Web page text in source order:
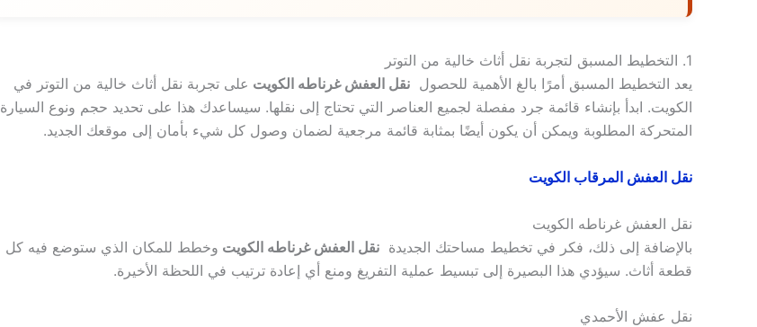
1. التخطيط المسبق لتجربة نقل أثاث خالية من التوتر
يعد التخطيط المسبق أمرًا بالغ الأهمية للحصول نقل العفش غرناطه الكويت على تجربة نقل أثاث خالية من التوتر في
الكويت. ابدأ بإنشاء قائمة جرد مفصلة لجميع العناصر التي تحتاج إلى نقلها. سيساعدك هذا على تحديد حجم ونوع السيارة
المتحركة المطلوبة ويمكن أن يكون أيضًا بمثابة قائمة مرجعية لضمان وصول كل شيء بأمان إلى موقعك الجديد.
نقل العفش المرقاب الكويت
نقل العفش غرناطه الكويت
بالإضافة إلى ذلك، فكر في تخطيط مساحتك الجديدة نقل العفش غرناطه الكويت وخطط للمكان الذي ستوضع فيه كل
قطعة أثاث. سيؤدي هذا البصيرة إلى تبسيط عملية التفريغ ومنع أي إعادة ترتيب في اللحظة الأخيرة.
نقل عفش الأحمدي